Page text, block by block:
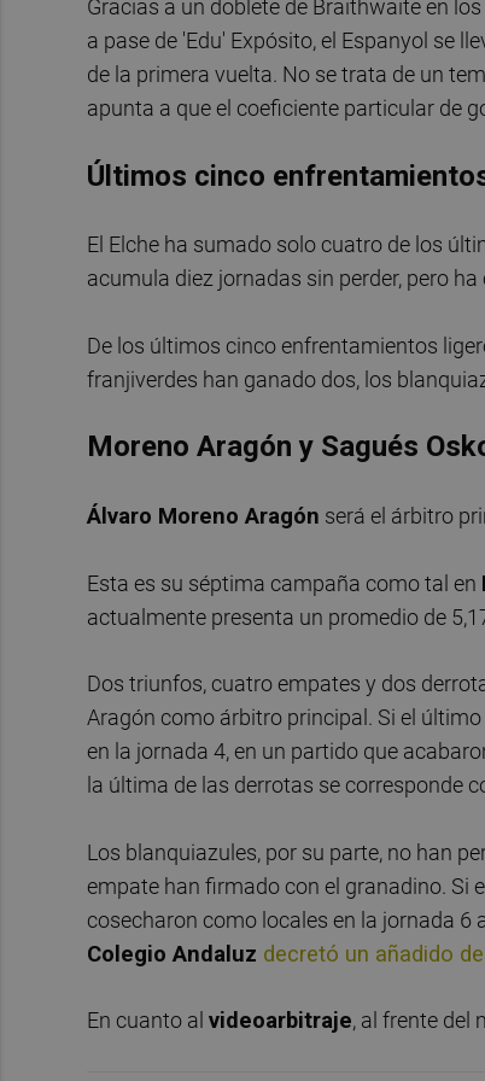
Gracias a un doblete de Braithwaite en
a pase de 'Edu' Expósito, el Espanyol se
de la primera vuelta. No se trata de un
apunta a que el coeficiente particular de
Últimos cinco
El Elche ha sumado solo cuatro de los
acumula diez jornadas sin perder, pero
De los últimos cinco enfrentamientos
franjiverdes han ganado dos, los
Moreno Aragón y Sagués
Álvaro Moreno Aragón será el árbitro
Esta es su séptima campaña como tal en
actualmente presenta un promedio de
Dos triunfos, cuatro empates y dos
Aragón como árbitro principal. Si el
en la jornada 4, en un partido que
la última de las derrotas se corresponde
Los blanquiazules, por su parte, no han
empate han firmado con el granadino. Si
cosecharon como locales en la jornada 6
Colegio Andaluz decretó un añadido
En cuanto al videoarbitraje, al frente del